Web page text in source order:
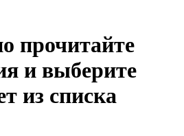
прочитайте
и выберите
из списка